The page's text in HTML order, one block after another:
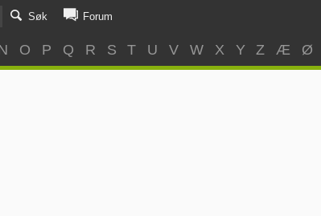
Søk Forum
O P Q R S T U V W X Y Z Æ Ø